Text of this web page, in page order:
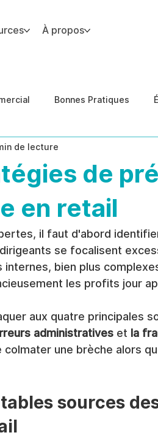
À propos
Bonnes Pratiques
Conformité
de
en retail
de lecture
il faut d'abord
se focalisent
internes, bien plus
les profits jour
aux quatre principales
administratives et la
une brèche alors
sources